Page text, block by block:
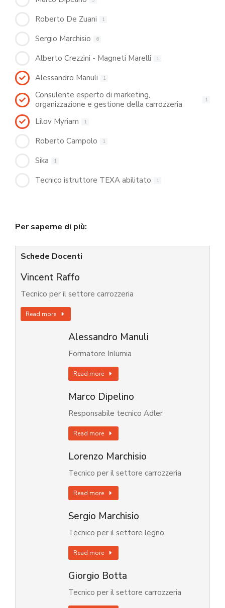
Roberto De Zuani 1
Sergio Marchisio 6
Alberto Crezzini - Magneti Marelli 1
Alessandro Manuli 1
Consulente esperto di marketing,
organizzazione e gestione della carrozzeria
1
Lilov Myriam 1
Roberto Campolo 1
Sika 1
Tecnico istruttore TEXA abilitato 1
Per saperne di più:
Schede Docenti
Vincent Raffo
Tecnico per il settore carrozzeria
Read more
Alessandro Manuli
Formatore Inlumia
Read more
Marco Dipelino
Responsabile tecnico Adler
Read more
Lorenzo Marchisio
Tecnico per il settore carrozzeria
Read more
Sergio Marchisio
Tecnico per il settore legno
Read more
Giorgio Botta
Tecnico per il settore carrozzeria